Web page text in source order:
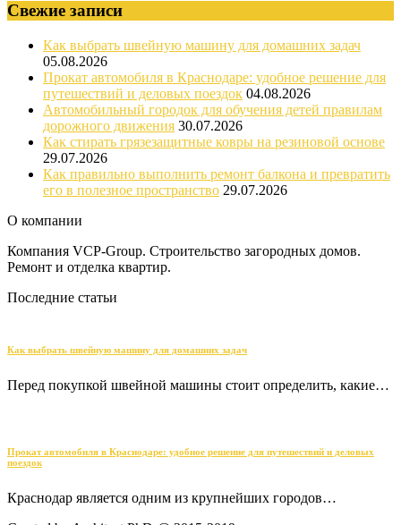
Свежие записи
Как выбрать швейную машину для домашних задач
05.08.2026
Прокат автомобиля в Краснодаре: удобное решение для
путешествий и деловых поездок 04.08.2026
Автомобильный городок для обучения детей правилам
дорожного движения 30.07.2026
Как стирать грязезащитные ковры на резиновой основе
29.07.2026
Как правильно выполнить ремонт балкона и превратить
его в полезное пространство 29.07.2026
О компании
Компания VCP-Group. Строительство загородных домов.
Ремонт и отделка квартир.
Последние статьи
Как выбрать швейную машину для домашних задач
Перед покупкой швейной машины стоит определить, какие…
Прокат автомобиля в Краснодаре: удобное решение для путешествий и деловых
поездок
Краснодар является одним из крупнейших городов…